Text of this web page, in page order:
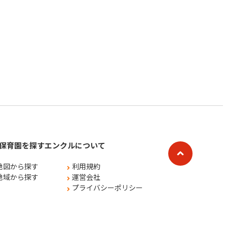
育園を探す
図から探す
域から探す
エンクルについて
利用規約
運営会社
プライバシーポリシー